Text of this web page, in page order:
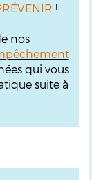
!
nos
qui vous
suite à